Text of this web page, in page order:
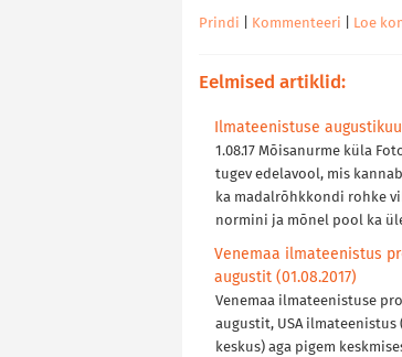
Prindi Kommenteeri Loe
Eelmised artiklid:
Ilmateenistuse
1.08.17 Mõisanurme küla
tugev edelavool, mis
ka madalrõhkkondi rohke
normini ja mõnel pool ka
Venemaa ilmateenistus
augustit (01.08.2017)
Venemaa ilmateenistuse
augustit, USA
keskus) aga pigem